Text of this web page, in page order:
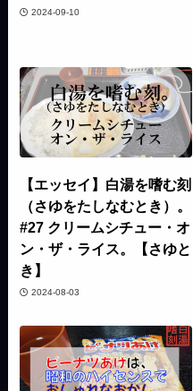
2024-09-10
【エッセイ】白湯を嗜む刻
（さゆをたしなむとき）。
#27 クリームシチュー・オ
ン・ザ・ライス。【さゆと
き】
2024-08-03